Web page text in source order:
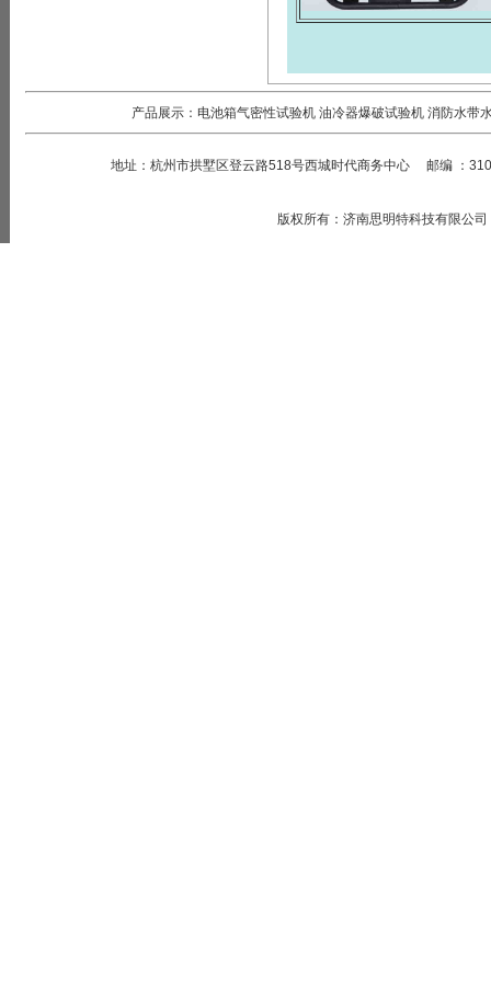
产品展示： 电池箱气密性试验机 油冷器爆破试验机 消防水带
地址： 杭州市拱墅区登云路518号西城时代商务中心 邮编 ：
版权所有： 济南思明特科技有限公司